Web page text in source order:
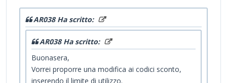
AR038 Ha scritto:
AR038 Ha scritto:
Buonasera,
Vorrei proporre una modifica ai codici sconto,
inserendo il limite di utilizzo.